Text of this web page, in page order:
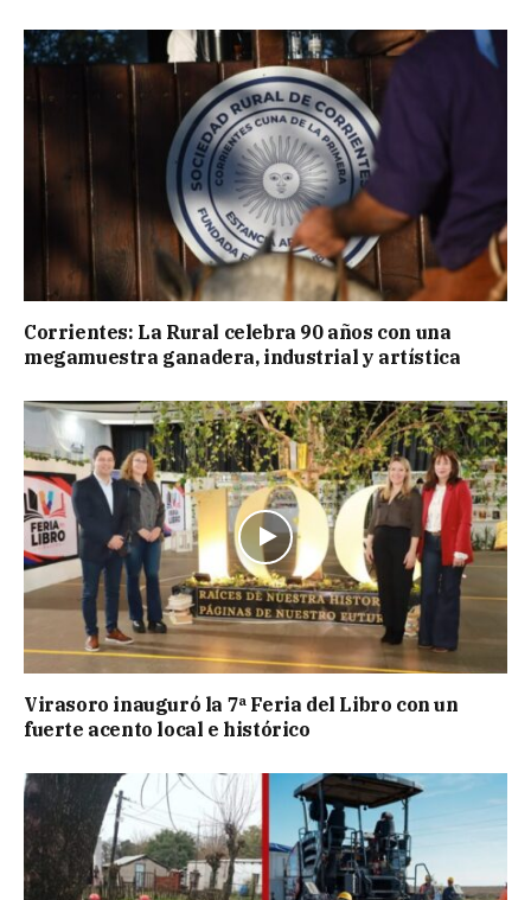
Corrientes: La Rural celebra 90 años con una
megamuestra ganadera, industrial y artística
Virasoro inauguró la 7ª Feria del Libro con un
fuerte acento local e histórico